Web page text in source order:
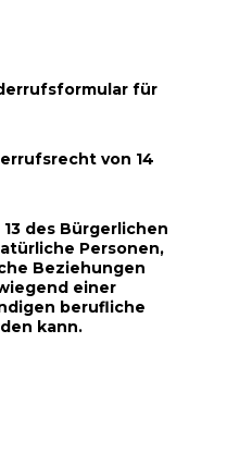
für
von 14
des Bürgerlichen
Personen,
Beziehungen
einer
berufliche
kann.